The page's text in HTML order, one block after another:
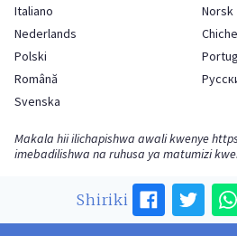
Italiano
Norsk
Nederlands
Polski
Română
Svenska
Makala hii ilichapishwa awali kwenye
imebadilishwa na ruhusa ya matumizi
Shiriki